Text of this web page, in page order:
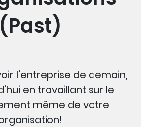
(Past)
l’entreprise de demain,
en travaillant sur le
même de votre